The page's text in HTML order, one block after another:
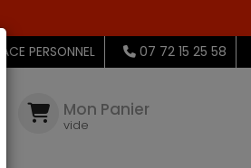
PERSONNEL 07 72 15 25 58
Mon Panier
vide